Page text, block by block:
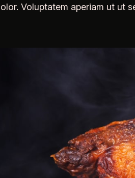
Voluptatem aperiam ut ut